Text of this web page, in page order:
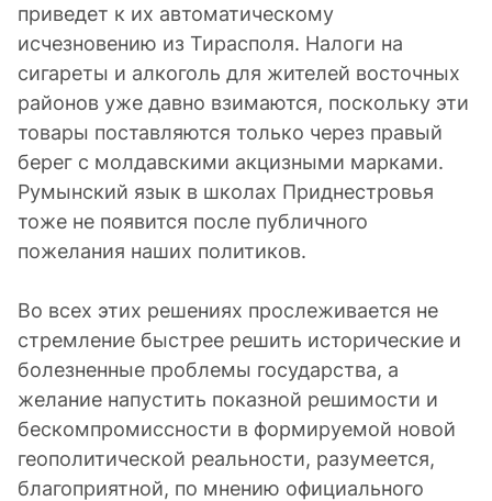
приведет к их автоматическому
исчезновению из Тирасполя. Налоги на
сигареты и алкоголь для жителей восточных
районов уже давно взимаются, поскольку эти
товары поставляются только через правый
берег с молдавскими акцизными марками.
Румынский язык в школах Приднестровья
тоже не появится после публичного
пожелания наших политиков.
Во всех этих решениях прослеживается не
стремление быстрее решить исторические и
болезненные проблемы государства, а
желание напустить показной решимости и
бескомпромиссности в формируемой новой
геополитической реальности, разумеется,
благоприятной, по мнению официального